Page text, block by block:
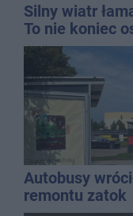
Silny wiatr
To nie koniec
Autobusy
remontu zatok